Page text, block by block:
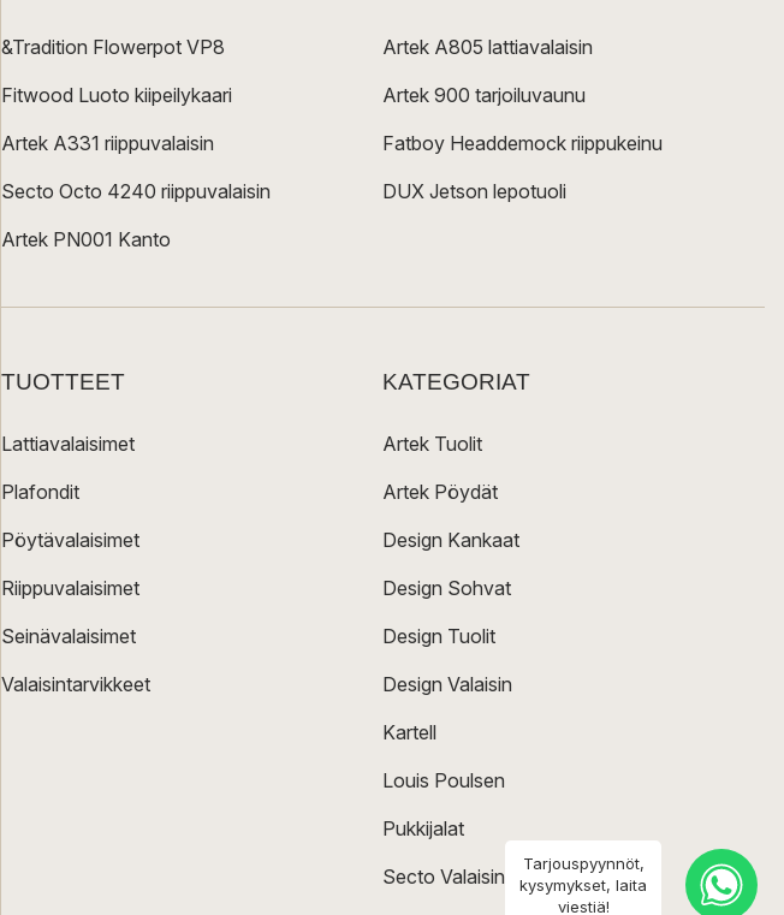
&Tradition Flowerpot VP8
Fitwood Luoto kiipeilykaari
Artek A331 riippuvalaisin
Secto Octo 4240 riippuvalaisin
Artek PN001 Kanto
Artek A805 lattiavalaisin
Artek 900 tarjoiluvaunu
Fatboy Headdemock riippukeinu
DUX Jetson lepotuoli
TUOTTEET
Lattiavalaisimet
Plafondit
Pöytävalaisimet
Riippuvalaisimet
Seinävalaisimet
Valaisintarvikkeet
KATEGORIAT
Artek Tuolit
Artek Pöydät
Design Kankaat
Design Sohvat
Design Tuolit
Design Valaisin
Kartell
Louis Poulsen
Pukkijalat
Secto Valaisin
Tarjouspyynnöt,
kysymykset, laita
viestiä!